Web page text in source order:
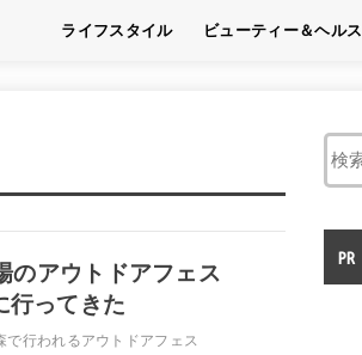
ライフスタイル ビューティー＆ヘルス
のアウトドアフェス
行ってきた
行われるアウトドアフェス
PR